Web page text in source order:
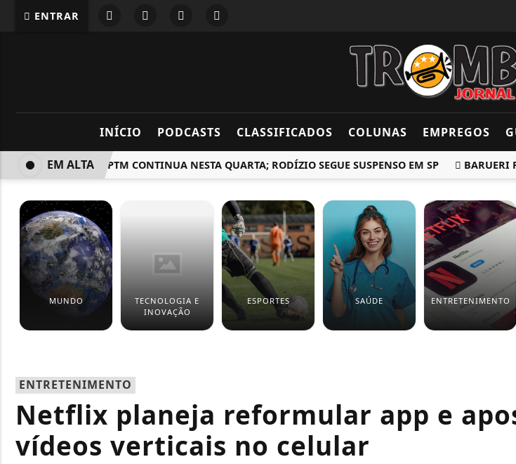
ENTRAR
INÍCIO PODCASTS CLASSIFICADOS COLUNAS EMPREGOS
GREVE DA CPTM CONTINUA NESTA QUARTA; RODÍZIO SEGUE SUSPENSO EM SP BARUERI
EM ALTA
MUNDO
TECNOLOGIA E
INOVAÇÃO
ESPORTES SAÚDE ENTRETENIMENTO
ENTRETENIMENTO
Netflix planeja reformular app e
vídeos verticais no celular